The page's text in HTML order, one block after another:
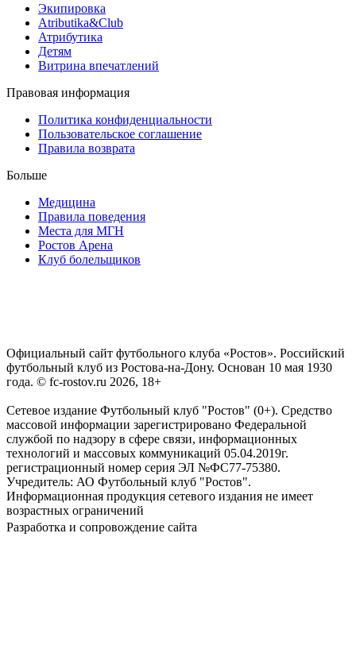
Экипировка
Atributika&Club
Атрибутика
Детям
Витрина впечатлений
Правовая информация
Политика конфиденциальности
Пользовательское соглашение
Правила возврата
Больше
Медицина
Правила поведения
Места для МГН
Ростов Арена
Клуб болельщиков
Официальный сайт футбольного клуба «Ростов». Российский
футбольный клуб из Ростова-на-Дону. Основан 10 мая 1930
года. © fc-rostov.ru 2026, 18+
Сетевое издание Футбольный клуб "Ростов" (0+). Средство
массовой информации зарегистрировано Федеральной
службой по надзору в сфере связи, информационных
технологий и массовых коммуникаций 05.04.2019г.
регистрационный номер серия ЭЛ №ФС77-75380.
Учредитель: АО Футбольный клуб "Ростов".
Информационная продукция сетевого издания не имеет
возрастных ограничений
Разработка и сопровождение сайта